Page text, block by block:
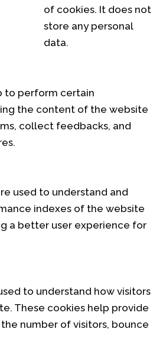
of cookies. It does not
store any personal
data.
to perform certain
the content of the website
collect feedbacks, and
used to understand and
indexes of the website
a better user experience for
to understand how visitors
These cookies help provide
number of visitors, bounce